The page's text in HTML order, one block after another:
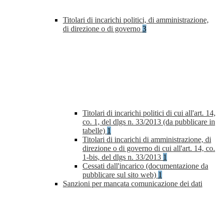
Titolari di incarichi politici, di amministrazione,
di direzione o di governo 3
Titolari di incarichi politici di cui all'art. 14,
co. 1, del dlgs n. 33/2013 (da pubblicare in
tabelle) 1
Titolari di incarichi di amministrazione, di
direzione o di governo di cui all'art. 14, co.
1-bis, del dlgs n. 33/2013 1
Cessati dall'incarico (documentazione da
pubblicare sul sito web) 1
Sanzioni per mancata comunicazione dei dati